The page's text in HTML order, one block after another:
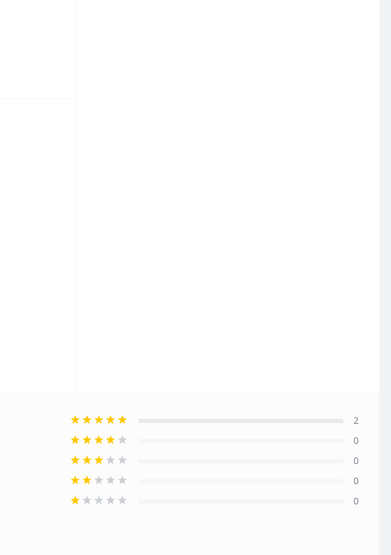
2
0
0
0
0